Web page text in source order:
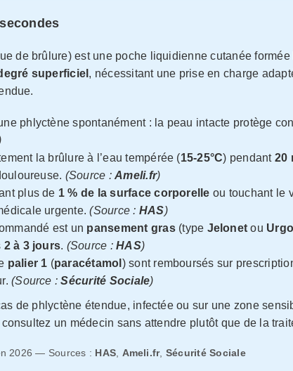
de brûlure) est une poche liquidienne cutanée formée
superficiel , nécessitant une prise en charge
phlyctène spontanément : la peau intacte protège
la brûlure à l’eau tempérée (15-25°C) pendant 20
(Source :Ameli.fr)
plus de 1 % de la surface corporelle ou touchant le
urgente.(Source : HAS)
est un pansement gras(type Jelonet ou
2 à 3 jours. (Source :HAS)
palier 1 (paracétamol ) sont remboursés sur
(Source :Sécurité Sociale)
de phlyctène étendue, infectée ou sur une zone
un médecin sans attendre plutôt que de la
2026 — Sources : HAS, Ameli.fr, Sécurité Sociale